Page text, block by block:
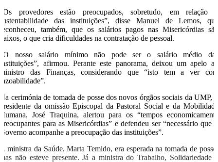
“Os provedores estão preocupados, sobretudo, em relação à
sustentabilidade das instituições”, disse Manuel de Lemos, que
reconheceu, também, que os salários pagos nas Misericórdias são
baixos, o que cria dificuldades na contratação de pessoal.
“O nosso salário mínimo não pode ser o salário médio das
instituições”, afirmou. Perante este panorama, deixou um apelo ao
ministro das Finanças, considerando que “isto tem a ver com
razoabilidade”.
Na cerimónia de tomada de posse dos novos órgãos sociais da UMP, o
presidente da omissão Episcopal da Pastoral Social e da Mobilidade
Humana, José Traquina, alertou para os “tempos economicamente
preocupantes para as Misericórdias” e defendeu ser “necessário que o
Governo acompanhe a preocupação das instituições”.
A ministra da Saúde, Marta Temido, era esperada na tomada de posse,
mas não esteve presente. Já a ministra do Trabalho, Solidariedade e